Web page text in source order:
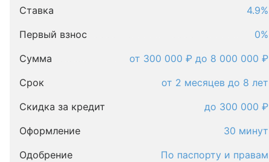
Ставка
4.9%
Первый взнос
0%
Сумма
от 300 000 ₽ до 8 000 000 ₽
Срок
от 2 месяцев до 8 лет
Скидка за кредит
до 300 000 ₽
Оформление
30 минут
Одобрение
По паспорту и правам